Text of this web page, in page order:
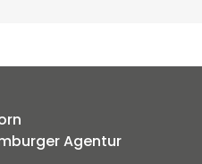
Agentur